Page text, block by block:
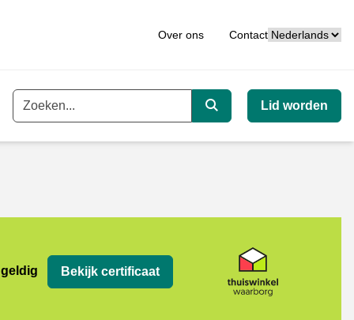
Over ons ContactTaal
Trefwoord
Zoeken
Lid worden
Bekijk certificaat